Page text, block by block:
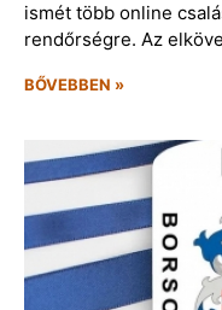
ismét több online
rendőrségre. Az
BŐVEBBEN »